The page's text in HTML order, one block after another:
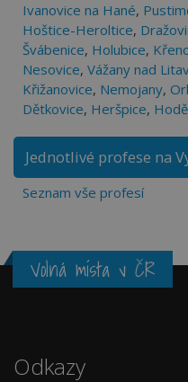
Ivanovice na Hané,
Hoštice-Heroltice,
Švábenice, Holubice,
Nesovice, Vážany nad
Křižanovice, Nemojany,
Dětkovice, Heršpice,
Jednotlivé profese na
Seznam vše profesí
Volná místa v ČR
Odkazy